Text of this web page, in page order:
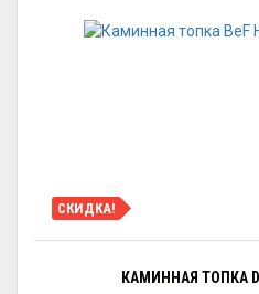
СКИДКА!
КАМИННАЯ ТОПКА